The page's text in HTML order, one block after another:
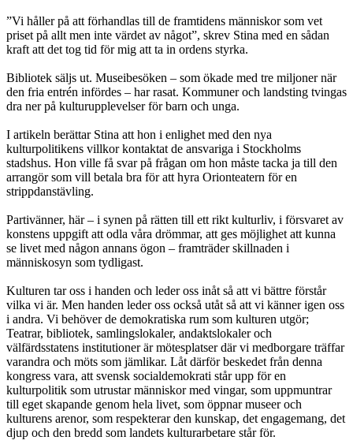
”Vi håller på att förhandlas till de framtidens människor som vet
priset på allt men inte värdet av något”, skrev Stina med en sådan
kraft att det tog tid för mig att ta in ordens styrka.
Bibliotek säljs ut. Museibesöken – som ökade med tre miljoner när
den fria entrén infördes – har rasat. Kommuner och landsting tvingas
dra ner på kulturupplevelser för barn och unga.
I artikeln berättar Stina att hon i enlighet med den nya
kulturpolitikens villkor kontaktat de ansvariga i Stockholms
stadshus. Hon ville få svar på frågan om hon måste tacka ja till den
arrangör som vill betala bra för att hyra Orionteatern för en
strippdanstävling.
Partivänner, här – i synen på rätten till ett rikt kulturliv, i försvaret av
konstens uppgift att odla våra drömmar, att ges möjlighet att kunna
se livet med någon annans ögon – framträder skillnaden i
människosyn som tydligast.
Kulturen tar oss i handen och leder oss inåt så att vi bättre förstår
vilka vi är. Men handen leder oss också utåt så att vi känner igen oss
i andra. Vi behöver de demokratiska rum som kulturen utgör;
Teatrar, bibliotek, samlingslokaler, andaktslokaler och
välfärdsstatens institutioner är mötesplatser där vi medborgare träffar
varandra och möts som jämlikar. Låt därför beskedet från denna
kongress vara, att svensk socialdemokrati står upp för en
kulturpolitik som utrustar människor med vingar, som uppmuntrar
till eget skapande genom hela livet, som öppnar museer och
kulturens arenor, som respekterar den kunskap, det engagemang, det
djup och den bredd som landets kulturarbetare står för.